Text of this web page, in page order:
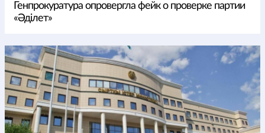
Генпрокуратура опровергла фейк о проверке партии
«Әділет»